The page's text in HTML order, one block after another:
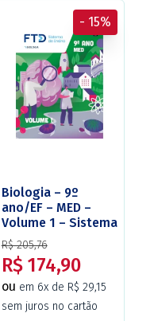
Biologia – 9º
ano/EF – MED –
Volume 1 – Sistema
de Ensino FTD
(versão adaptada
Christus).
R$ 205,76
R$ 174,90
ou em 6x de R$ 29,15
sem juros no cartão
- 15%